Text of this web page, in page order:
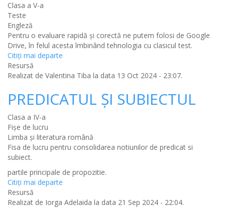
Clasa a V-a
Teste
Engleză
Pentru o evaluare rapidă și corectă ne putem folosi de Google
Drive, în felul acesta îmbinând tehnologia cu clasicul test.
Citiţi mai departe
Resursă
Realizat de Valentina Tiba la data 13 Oct 2024 - 23:07.
PREDICATUL ŞI SUBIECTUL
Clasa a IV-a
Fișe de lucru
Limba şi literatura română
Fisa de lucru pentru consolidarea notiunilor de predicat si
subiect.
partile principale de propozitie.
Citiţi mai departe
Resursă
Realizat de Iorga Adelaida la data 21 Sep 2024 - 22:04.